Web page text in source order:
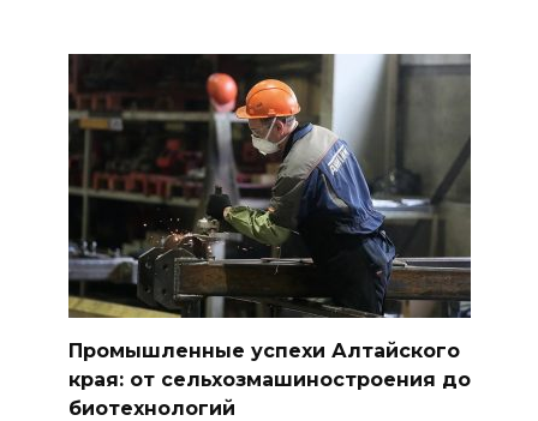
Промышленные успехи Алтайского
края: от сельхозмашиностроения до
биотехнологий